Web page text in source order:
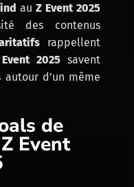
au Z Event 2025
des contenus
rappellent
2025 savent
d’un même
de
Event